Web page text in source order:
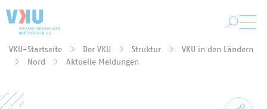
Sie befinden sich hier:
VKU-Startseite Der VKU Struktur
VKU in den Ländern
Nord
Aktuelle Meldungen